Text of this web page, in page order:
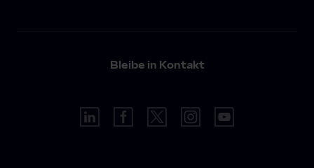
Bleibe in Kontakt